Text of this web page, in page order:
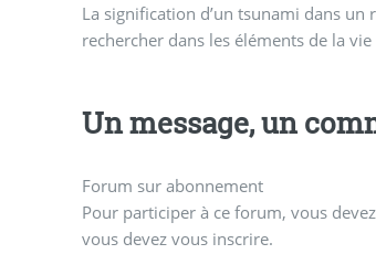
La signification d’un tsunami dans un
rechercher dans les éléments de la
pourquoi figurer ainsi l’énergie
Un message, un
Forum sur abonnement
Pour participer à ce forum, vous
vous devez vous inscrire.